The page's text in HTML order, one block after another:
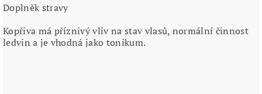
Doplněk stravy
Kopřiva má příznivý vliv na stav vlasů, normální činnost
ledvin a je vhodná jako tonikum.